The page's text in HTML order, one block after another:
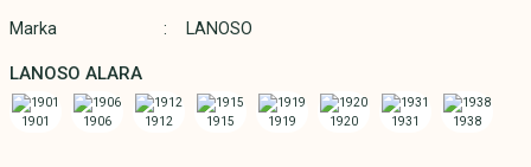
Marka LANOSO
LANOSO ALARA